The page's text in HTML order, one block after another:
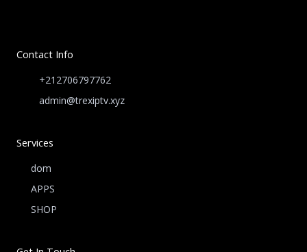
Contact Info
+212706797762
admin@trexiptv.xyz
Services
dom
APPS
SHOP